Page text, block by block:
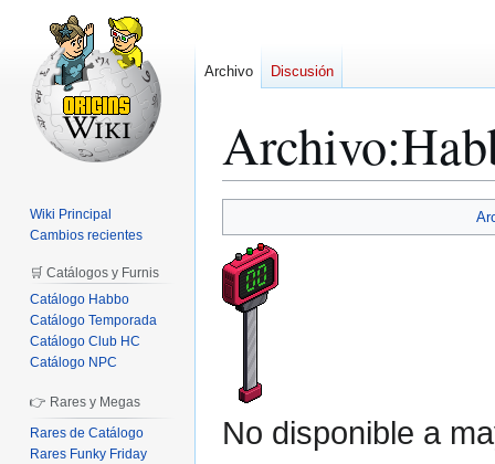
Archivo:
a
la
navegación
a
la
búsqueda
No disponible a
Archivo Discusión
Wiki Principal
Cambios recientes
🛒 Catálogos y Furnis
Catálogo Habbo
Catálogo Temporada
Catálogo Club HC
Catálogo NPC
👉 Rares y Megas
Rares de Catálogo
Rares Funky Friday